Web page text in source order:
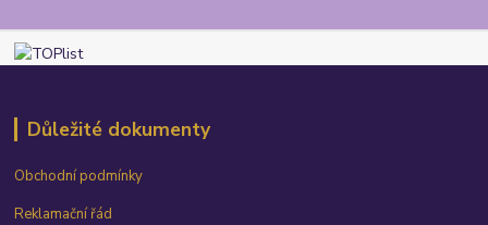
Důležité dokumenty
Obchodní podmínky
Reklamační řád